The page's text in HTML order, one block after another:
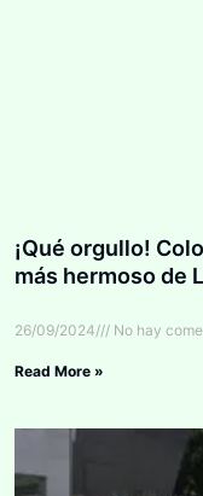
¡Qué orgullo!
más hermoso de
26/09/2024 No hay
Read More »